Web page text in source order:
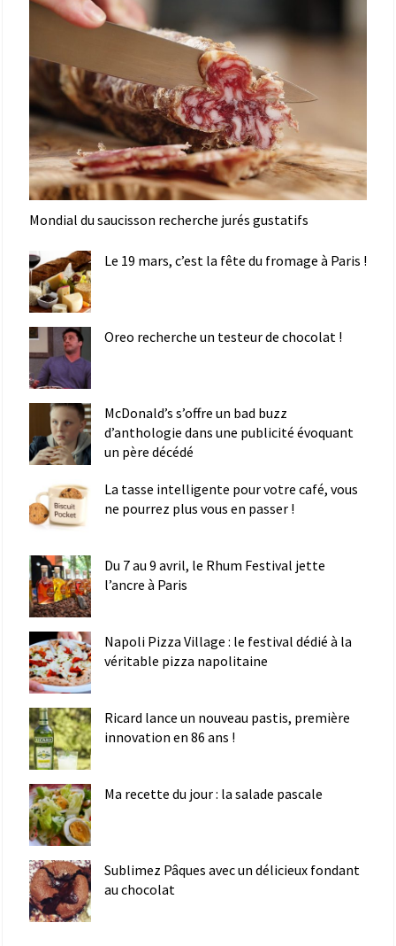
Mondial du saucisson recherche jurés gustatifs
Le 19 mars, c’est la fête du fromage à Paris !
Oreo recherche un testeur de chocolat !
McDonald’s s’offre un bad buzz
d’anthologie dans une publicité évoquant
un père décédé
La tasse intelligente pour votre café, vous
ne pourrez plus vous en passer !
Du 7 au 9 avril, le Rhum Festival jette
l’ancre à Paris
Napoli Pizza Village : le festival dédié à la
véritable pizza napolitaine
Ricard lance un nouveau pastis, première
innovation en 86 ans !
Ma recette du jour : la salade pascale
Sublimez Pâques avec un délicieux fondant
au chocolat